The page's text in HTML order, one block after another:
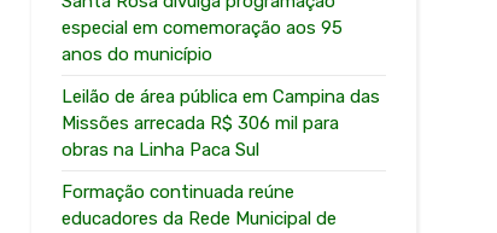
especial em comemoração aos 95
anos do município
Leilão de área pública em Campina das
Missões arrecada R$ 306 mil para
obras na Linha Paca Sul
Formação continuada reúne
educadores da Rede Municipal de